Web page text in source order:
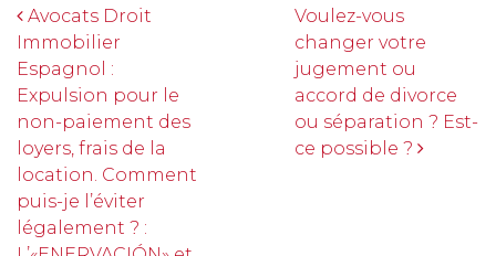
Navigation
Avocats Droit
Immobilier
Espagnol :
Expulsion pour le
non-paiement des
loyers, frais de la
location. Comment
puis-je l’éviter
légalement ? :
Voulez-vous
changer votre
jugement ou
accord de divorce
ou séparation ? Est-
ce possible ?